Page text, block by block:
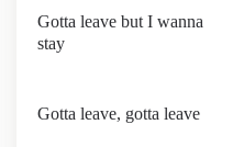
Gotta leave but I wanna
stay
Gotta leave, gotta leave